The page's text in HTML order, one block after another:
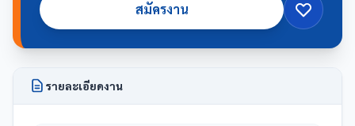
สมัครงาน
รายละเอียดงาน